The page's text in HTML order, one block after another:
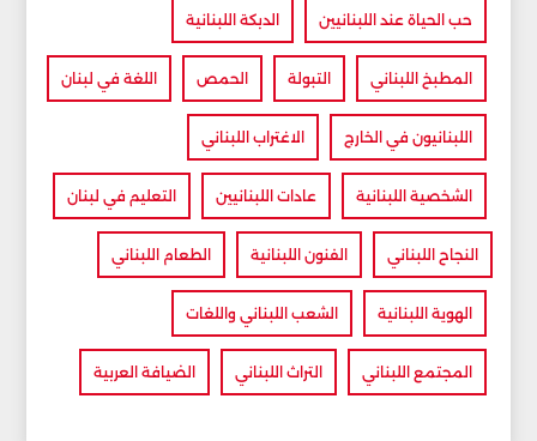
حب الحياة عند اللبنانيين الدبكة اللبنانية
المطبخ اللبناني التبولة الحمص اللغة في لبنان
اللبنانيون في الخارج الاغتراب اللبناني
الشخصية اللبنانية عادات اللبنانيين التعليم في لبنان
النجاح اللبناني الفنون اللبنانية الطعام اللبناني
الهوية اللبنانية الشعب اللبناني واللغات
المجتمع اللبناني التراث اللبناني الضيافة العربية